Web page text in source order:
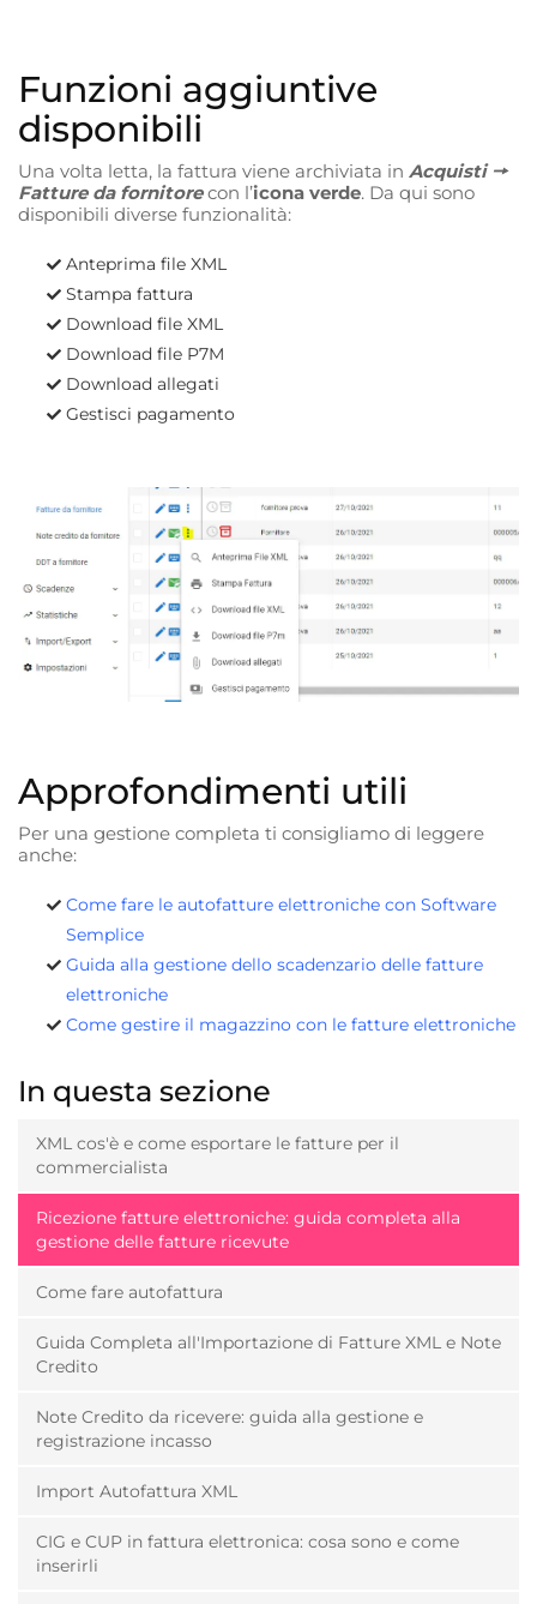
Funzioni aggiuntive
disponibili
Una volta letta, la fattura viene archiviata in Acquisti 🠖
Fatture da fornitorecon l’icona verde. Da qui sono
disponibili diverse funzionalità:
Anteprima file XML
Stampa fattura
Download file XML
Download file P7M
Download allegati
Gestisci pagamento
Approfondimenti utili
Per una gestione completa ti consigliamo di leggere
anche:
Come fare le autofatture elettroniche con Software
Semplice
Guida alla gestione dello scadenzario delle fatture
elettroniche
Come gestire il magazzino con le fatture elettroniche
In questa sezione
XML cos'è e come esportare le fatture per il
commercialista
Ricezione fatture elettroniche: guida completa alla
gestione delle fatture ricevute
Come fare autofattura
Guida Completa all'Importazione di Fatture XML e Note
Credito
Note Credito da ricevere: guida alla gestione e
registrazione incasso
Import Autofattura XML
CIG e CUP in fattura elettronica: cosa sono e come
inserirli